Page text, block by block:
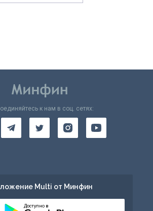
к нам в соц. сетях:
Multi от Минфин
Доступно в